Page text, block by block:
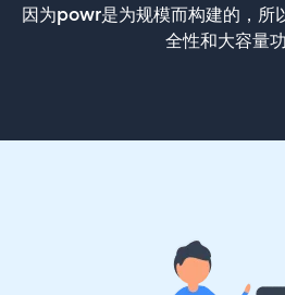
因为powr是为规模而构建的，所
全性和大容量功